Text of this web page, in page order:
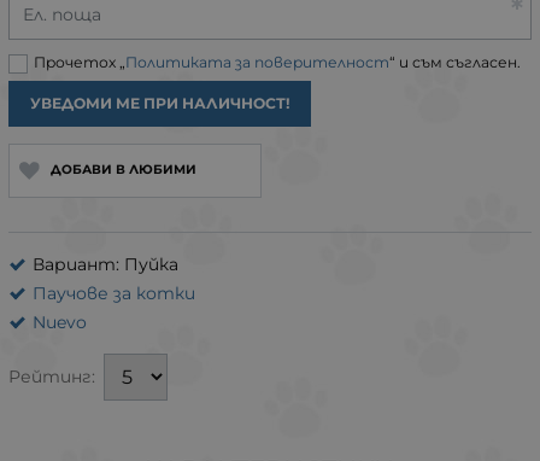
Ел. поща
Прочетох „ Политиката за поверителност“ и съм съгласен.
УВЕДОМИ МЕ ПРИ НАЛИЧНОСТ!
ДОБАВИ В ЛЮБИМИ
Вариант: Пуйка
Паучове за котки
Nuevo
Рейтинг: